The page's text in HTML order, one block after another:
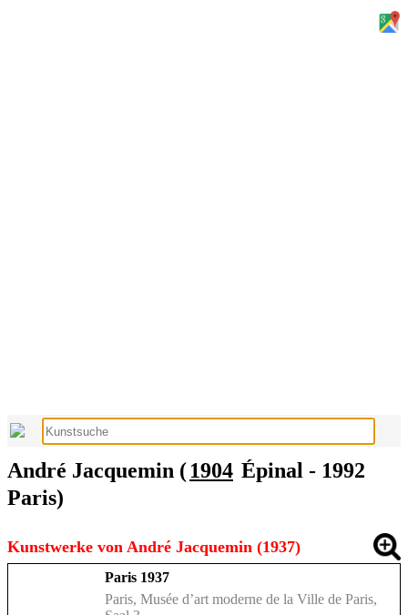
André Jacquemin (1904 Épinal - 1992
Paris)
Kunstwerke von André Jacquemin (1937)
Paris 1937
Paris, Musée d’art moderne de la Ville de Paris,